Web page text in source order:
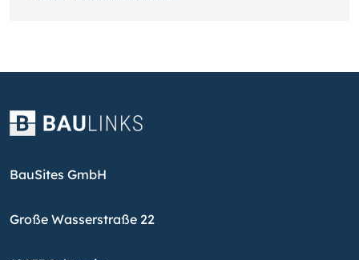
BauSites GmbH
Große Wasserstraße 22